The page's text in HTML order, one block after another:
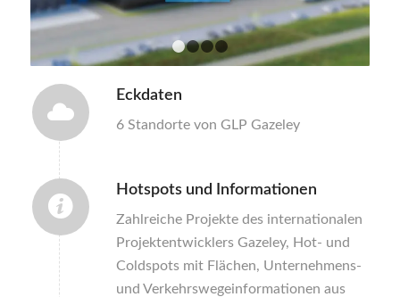
1 2 3 4
Eckdaten
6 Standorte von GLP Gazeley
Hotspots und Informationen
Zahlreiche Projekte des internationalen
Projektentwicklers Gazeley, Hot- und
Coldspots mit Flächen, Unternehmens-
und Verkehrswegeinformationen aus